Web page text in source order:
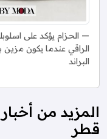
الحزام يؤكد على
الراقي عندما يكون مزين
البراند
المزيد من
قطر